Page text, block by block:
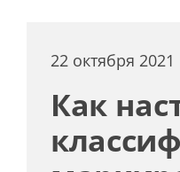
22 октября 2021
Как